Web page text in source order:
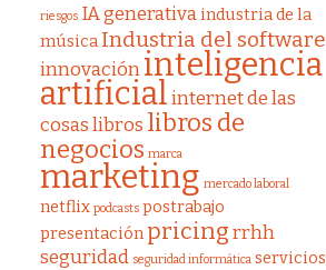
riesgos IA generativa industria de la
música Industria del software
innovacióninteligencia
artificialinternet de las
cosaslibros libros de
negocios marca
marketing mercado laboral
netflix podcasts postrabajo
presentación pricingrrhh
seguridad seguridad informática servicios